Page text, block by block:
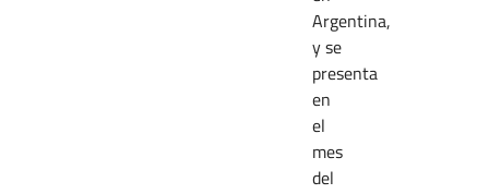
Argentina,
y se
presenta
en
el
mes
del